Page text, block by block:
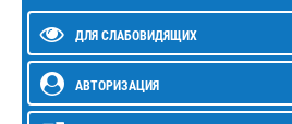
ДЛЯ СЛАБОВИДЯЩИХ
АВТОРИЗАЦИЯ